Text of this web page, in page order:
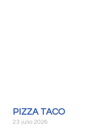
PIZZA TACO
23 julio 2026